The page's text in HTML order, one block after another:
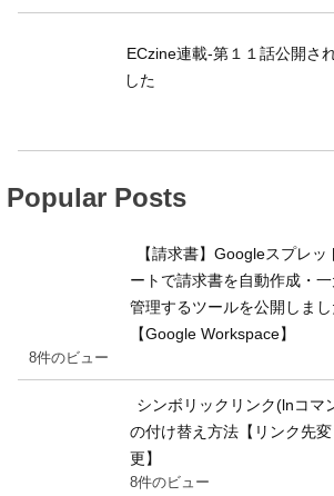
ECzine連載-第１１話公開さ
した
Popular Posts
【請求書】Googleスプレッ
ートで請求書を自動作成・
管理するツールを公開しまし
【Google Workspace】
8件のビュー
シンボリックリンク(lnコマ
の付け替え方法【リンク先変
更】
8件のビュー